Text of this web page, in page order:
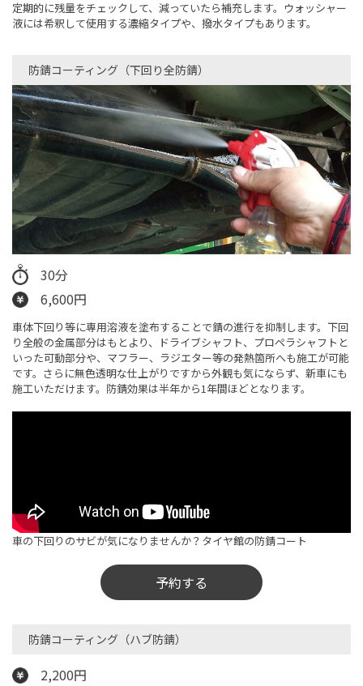
定期的に残量をチェックして、減っていたら補充します。ウォッシャー
液には希釈して使用する濃縮タイプや、撥水タイプもあります。
防錆コーティング（下回り全防錆）​
30分
6,600円
車体下回り等に専用溶液を塗布することで錆の進行を抑制します。下回
り全般の金属部分はもとより、ドライブシャフト、プロペラシャフトと
いった可動部分や、マフラー、ラジエター等の発熱箇所へも施工が可能
です。さらに無色透明な仕上がりですから外観も気にならず、新車にも
施工いただけます。防錆効果は半年から1年間ほどとなります。
車の下回りのサビが気になりませんか？タイヤ館の防錆コート
予約する
防錆コーティング（ハブ防錆）​
2,200円